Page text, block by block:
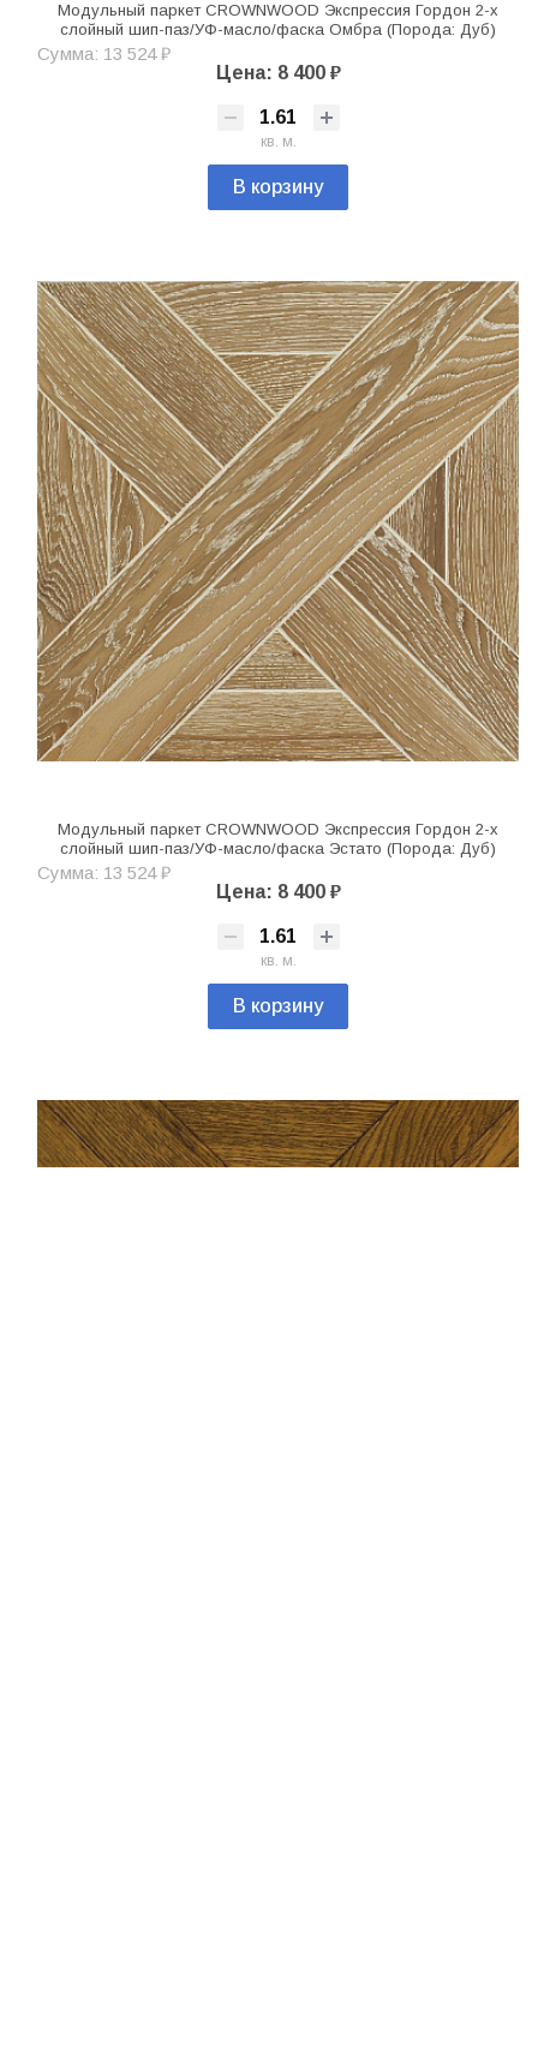
Модульный паркет CROWNWOOD Экспрессия Гордон 2-х
слойный шип-паз/УФ-масло/фаска Омбра (Порода: Дуб)
Сумма: 13 524 ₽
Цена: 8 400 ₽
кв. м.
В корзину
Модульный паркет CROWNWOOD Экспрессия Гордон 2-х
слойный шип-паз/УФ-масло/фаска Эстато (Порода: Дуб)
Сумма: 13 524 ₽
Цена: 8 400 ₽
кв. м.
В корзину